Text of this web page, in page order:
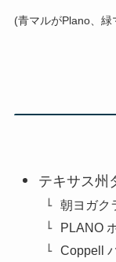
(青マルがPlano、緑
テキサス州
朝ヨガク
PLANO
Coppell